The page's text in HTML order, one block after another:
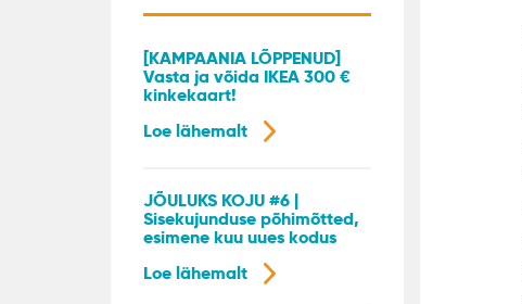
[KAMPAANIA LÕPPENUD]
Vasta ja võida IKEA 300 €
kinkekaart!
Loe lähemalt
JÕULUKS KOJU #6 |
Sisekujunduse põhimõtted,
esimene kuu uues kodus
Loe lähemalt